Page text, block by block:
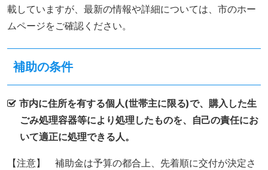
載していますが、最新の情報や詳細については、市のホー
ムページをご確認ください。
補助の条件
市内に住所を有する個人(世帯主に限る)で、購入した生
ごみ処理容器等により処理したものを、自己の責任にお
いて適正に処理できる人。
【注意】 補助金は予算の都合上、先着順に交付が決定さ